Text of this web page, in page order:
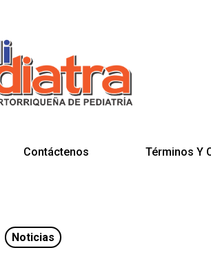
Contáctenos Términos Y
Noticias